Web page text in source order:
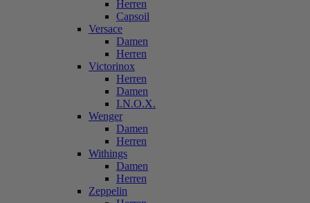
Herren
Capsoil
Versace
Damen
Herren
Victorinox
Herren
Damen
I.N.O.X.
Wenger
Damen
Herren
Withings
Damen
Herren
Zeppelin